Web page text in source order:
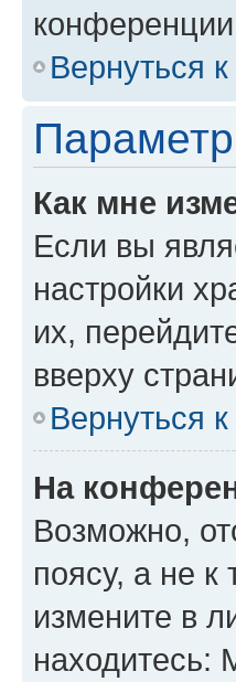
Вернуться
Как мне
Если вы
настройки
их,
вверху
Вернуться
На
Возможно,
поясу, а не к
измените в
находитесь: